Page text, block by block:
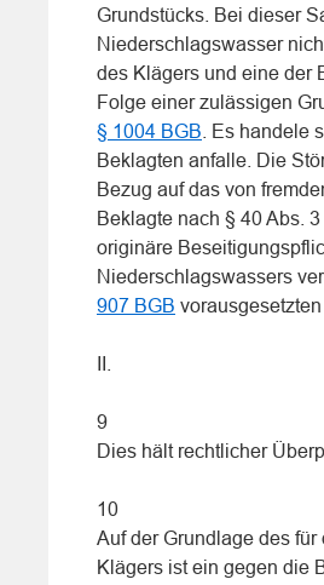
Grundstücks. Bei dieser
Niederschlagswasser
des Klägers und eine der
Folge einer zulässigen
§ 1004 BGB . Es handele
Beklagten anfalle. Die
Bezug auf das von
Beklagte nach § 40 Abs.
originäre
Niederschlagswassers
907 BGB
9
Dies hält rechtlicher
10
Auf der Grundlage des
Klägers ist ein gegen die